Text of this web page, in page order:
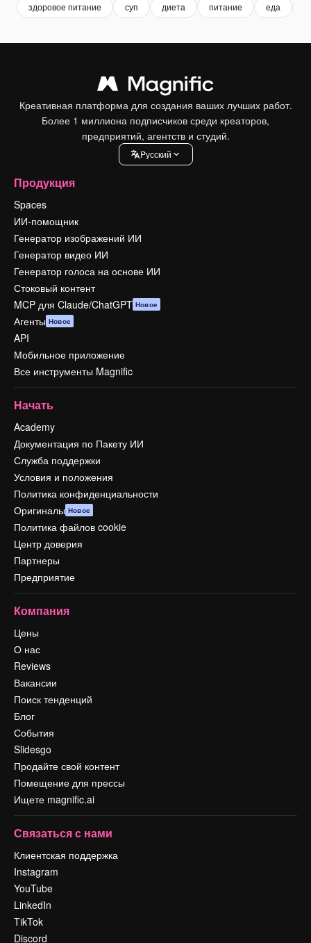
здоровое питание суп диета питание еда
Креативная платформа для создания ваших лучших работ.
Более 1 миллиона подписчиков среди креаторов,
предприятий, агентств и студий.
Pусский
Продукция
Spaces
ИИ-помощник
Генератор изображений ИИ
Генератор видео ИИ
Генератор голоса на основе ИИ
Стоковый контент
MCP для Claude/ChatGPT Новое
Агенты Новое
API
Мобильное приложение
Все инструменты Magnific
Начать
Academy
Документация по Пакету ИИ
Служба поддержки
Условия и положения
Политика конфиденциальности
Оригиналы Новое
Политика файлов cookie
Центр доверия
Партнеры
Предприятие
Компания
Цены
О нас
Reviews
Вакансии
Поиск тенденций
Блог
События
Slidesgo
Продайте свой контент
Помещение для прессы
Ищете magnific.ai
Связаться с нами
Клиентская поддержка
Instagram
YouTube
LinkedIn
TikTok
Discord